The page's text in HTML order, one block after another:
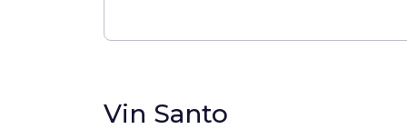
Vin Santo